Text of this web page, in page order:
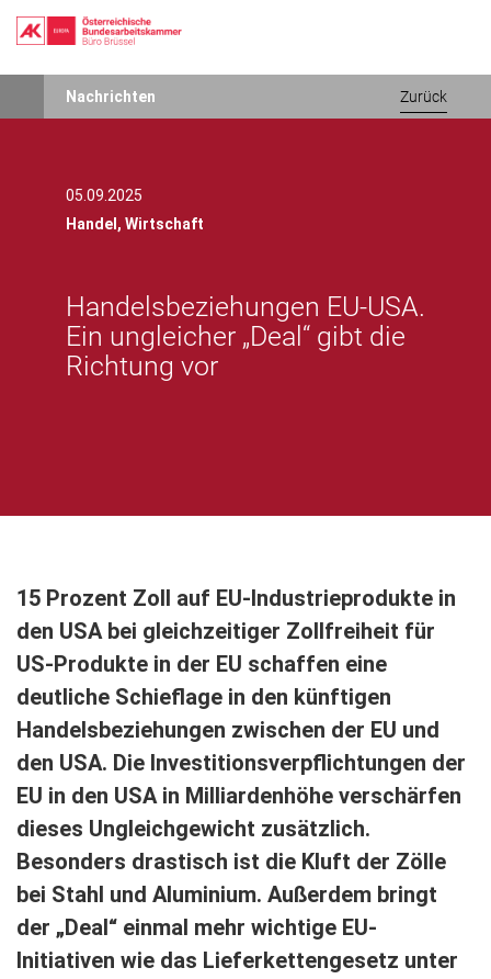
Nachrichten Zurück
05.09.2025
Handel, Wirtschaft
Handelsbeziehungen EU-USA.
Ein ungleicher „Deal“ gibt die
Richtung vor
15 Prozent Zoll auf EU-Industrieprodukte in
den USA bei gleichzeitiger Zollfreiheit für
US-Produkte in der EU schaffen eine
deutliche Schieflage in den künftigen
Handelsbeziehungen zwischen der EU und
den USA. Die Investitionsverpflichtungen der
EU in den USA in Milliardenhöhe verschärfen
dieses Ungleichgewicht zusätzlich.
Besonders drastisch ist die Kluft der Zölle
bei Stahl und Aluminium. Außerdem bringt
der „Deal“ einmal mehr wichtige EU-
Initiativen wie das Lieferkettengesetz unter